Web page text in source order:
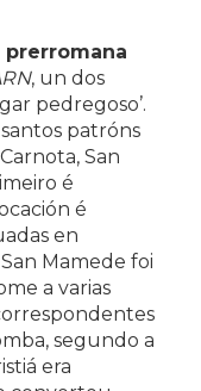
, un dos
pedregoso’.
patróns
San
é
é
en
Mamede foi
a varias
segundo a
era